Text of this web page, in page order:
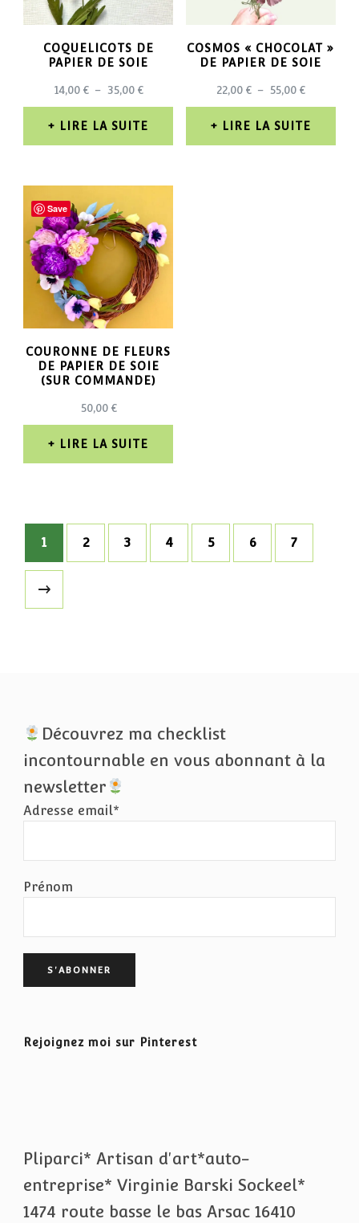
COQUELICOTS DE
PAPIER DE SOIE
14,00 € – 35,00 €PLAGE
DE
PRIX :
LIRE LA SUITE
COSMOS « CHOCOLAT »
DE PAPIER DE SOIE
22,00€ – 55,00€PLAGE
DE
PRIX :
LIRE LA SUITE
Save
COURONNE DE FLEURS
DE PAPIER DE SOIE
(SUR COMMANDE)
50,00 €
LIRE LA SUITE
1 2 3 4 5 6 7
Découvrez ma checklist
incontournable en vous abonnant à la
newsletter
Adresse email*
Prénom
Rejoignez moi sur Pinterest
Pliparci* Artisan d'art*auto-
entreprise* Virginie Barski Sockeel*
1474 route basse le bas Arsac 16410